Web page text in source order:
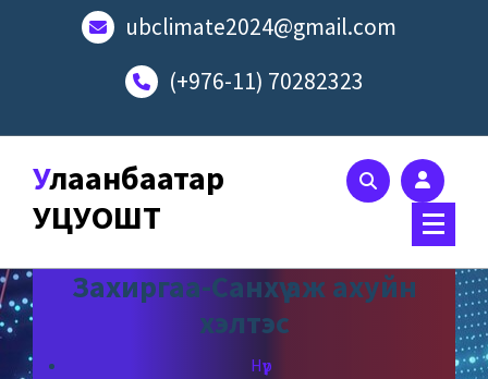
ubclimate2024@gmail.com
(+976-11) 70282323
Улаанбаатар
УЦУОШТ
Захиргаа-Санхүү аж ахуйн
хэлтэс
Нүүр